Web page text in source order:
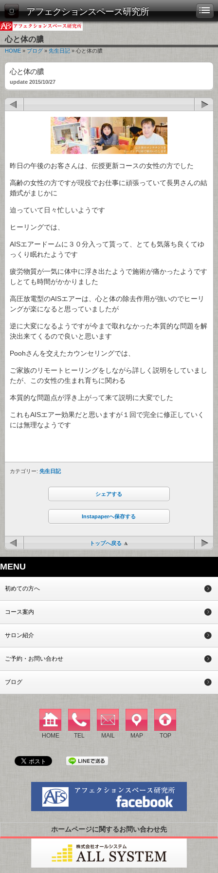
アフェクションスペース研究所
心と体の膿
HOME » ブログ » 先生日記 » 心と体の膿
心と体の膿
update 2015/10/27
昨日の午後のお客さんは、伝授更新コースの女性の方でした
高齢の女性の方ですが現役でお仕事に頑張っていて長男さんの結
婚式がまじかに
迫っていて日々忙しいようです
ヒーリングでは、
AISエアードームに３０分入って貰って、とても気落ち良くてゆ
っくり眠れたようです
疲労物質が一気に体中に浮き出たようで施術が痛かったようです
しとても時間がかかりました
高圧放電型のAISエアーは、心と体の除去作用が強いのでヒーリ
ングが楽になると思っていましたが
逆に大変になるようですが今まで取れなかった本質的な問題を解
決出来てくるので良いと思います
Poohさんを交えたカウンセリングでは、
ご家族のリモートヒーリングをしながら詳しく説明をしていまし
たが、この女性の生まれ育ちに関わる
本質的な問題点が浮き上がって来て説明に大変でした
これもAISエアー効果だと思いますが１回で完全に修正していく
には無理なようです
カテゴリー: 先生日記
シェアする
Instapaperへ保存する
トップへ戻る
MENU
初めての方へ
コース案内
サロン紹介
ご予約・お問い合わせ
ブログ
HOME TEL MAIL MAP TOP
ホームページに関するお問い合わせ先